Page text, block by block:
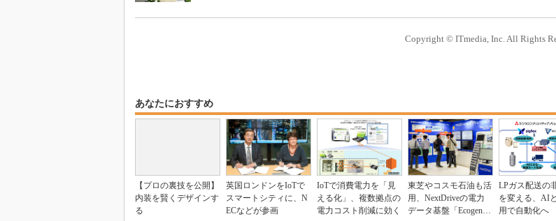
Copyright © ITmedia, Inc. All Rights
あなたにおすすめ
【プロの裏技を公開】
内装を賢くデザインす
る
英国ロンドンをIoTで
スマートシティに、N
ECなどが参画
IoTで消費電力を「見
える化」、複数拠点の
電力コスト削減に効く
東芝やコスモ石油も活
用、NextDriveの電力
データ基盤「Ecogenie
LPガス配送の
を変える、AI
用で自動化へ